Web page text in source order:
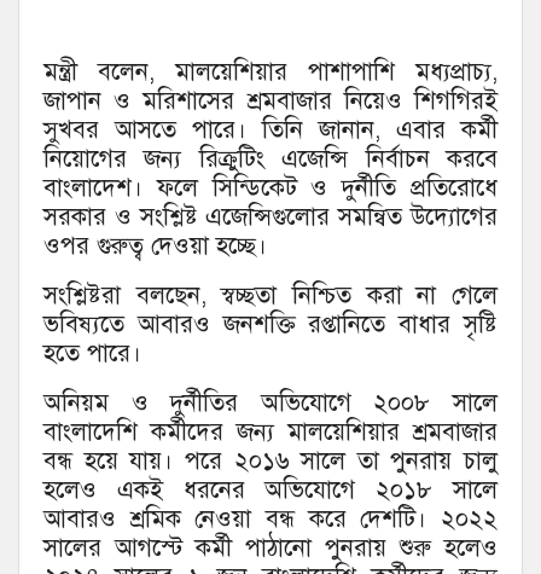
মন্ত্রী বলেন, মালয়েশিয়ার পাশাপাশি মধ্যপ্রাচ্য,
জাপান ও মরিশাসের শ্রমবাজার নিয়েও শিগগিরই
সুখবর আসতে পারে। তিনি জানান, এবার কর্মী
নিয়োগের জন্য রিক্রুটিং এজেন্সি নির্বাচন করবে
বাংলাদেশ। ফলে সিন্ডিকেট ও দুর্নীতি প্রতিরোধে
সরকার ও সংশ্লিষ্ট এজেন্সিগুলোর সমন্বিত উদ্যোগের
ওপর গুরুত্ব দেওয়া হচ্ছে।
সংশ্লিষ্টরা বলছেন, স্বচ্ছতা নিশ্চিত করা না গেলে
ভবিষ্যতে আবারও জনশক্তি রপ্তানিতে বাধার সৃষ্টি
হতে পারে।
অনিয়ম ও দুর্নীতির অভিযোগে ২০০৮ সালে
বাংলাদেশি কর্মীদের জন্য মালয়েশিয়ার শ্রমবাজার
বন্ধ হয়ে যায়। পরে ২০১৬ সালে তা পুনরায় চালু
হলেও একই ধরনের অভিযোগে ২০১৮ সালে
আবারও শ্রমিক নেওয়া বন্ধ করে দেশটি। ২০২২
সালের আগস্টে কর্মী পাঠানো পুনরায় শুরু হলেও